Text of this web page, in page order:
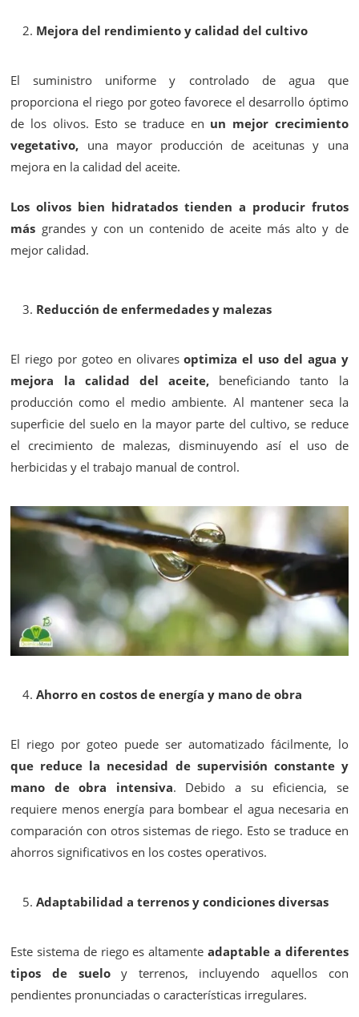
Mejora del rendimiento y calidad del cultivo
El suministro uniforme y controlado de agua que
proporciona el riego por goteo favorece el desarrollo óptimo
de los olivos. Esto se traduce en un mejor crecimiento
vegetativo, una mayor producción de aceitunas y una
mejora en la calidad del aceite.
Los olivos bien hidratados tienden a producir frutos
más grandes y con un contenido de aceite más alto y de
mejor calidad.
Reducción de enfermedades y malezas
El riego por goteo en olivaresoptimiza el uso del agua y
mejora la calidad del aceite, beneficiando tanto la
producción como el medio ambiente. Al mantener seca la
superficie del suelo en la mayor parte del cultivo, se reduce
el crecimiento de malezas, disminuyendo así el uso de
herbicidas y el trabajo manual de control.
Ahorro en costos de energía y mano de obra
El riego por goteo puede ser automatizado fácilmente, lo
que reduce la necesidad de supervisión constante y
mano de obra intensiva. Debido a su eficiencia, se
requiere menos energía para bombear el agua necesaria en
comparación con otros sistemas de riego. Esto se traduce en
ahorros significativos en los costes operativos.
Adaptabilidad a terrenos y condiciones diversas
Este sistema de riego es altamenteadaptable a diferentes
tipos de sueloy terrenos, incluyendo aquellos con
pendientes pronunciadas o características irregulares.